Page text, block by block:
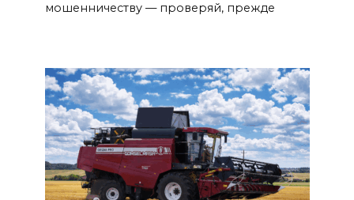
мошенничеству — проверяй, прежде